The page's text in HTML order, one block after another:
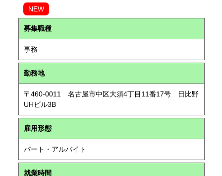
NEW
募集職種
事務
勤務地
〒460-0011 名古屋市中区大須4丁目11番17号 日比野
UHビル3B
雇用形態
パート・アルバイト
就業時間